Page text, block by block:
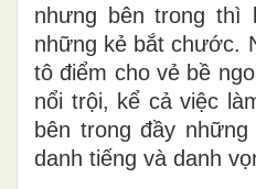
nhưng bên trong thì
những kẻ bắt chước.
tô điểm cho vẻ bề
nổi trội, kể cả việc
bên trong đầy
danh tiếng và danh